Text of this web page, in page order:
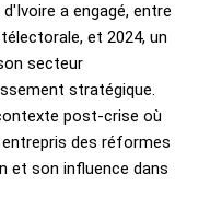
a engagé, entre
et 2024, un
secteur
stratégique.
post-crise où
des réformes
et son influence dans